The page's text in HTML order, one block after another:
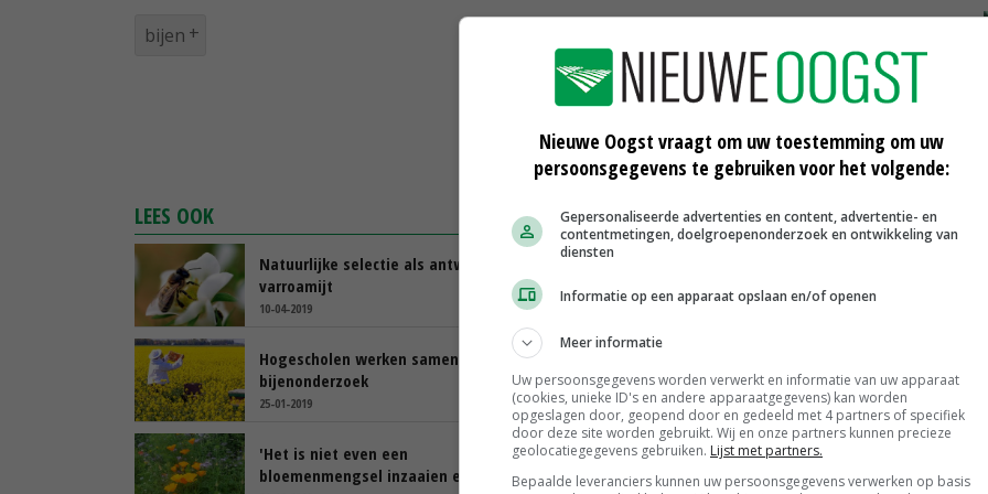
bijen
LEES OOK
Natuurlijke selectie als antwoord op
varroamijt
10-04-2019 03-04-2019
Hogescholen werken samen in
bijenonderzoek
25-01-2019
insecten'
17-01-2019
'Het is niet even een
bloemenmengsel inzaaien en klaar'
Bijenstand verbeterd met Groene
Cirkels Bijenlandschap
Nieuwe Oogst vraagt om uw toestemming om uw
persoonsgegevens te gebruiken voor het volgende:
Gepersonaliseerde advertenties en content, advertentie- en
contentmetingen, doelgroepenonderzoek en ontwikkeling van
diensten
Informatie op een apparaat opslaan en/of openen
Meer informatie
Uw persoonsgegevens worden verwerkt en informatie van uw apparaat
(cookies, unieke ID's en andere apparaatgegevens) kan worden
opgeslagen door, geopend door en gedeeld met 4 partners of specifiek
door deze site worden gebruikt. Wij en onze partners kunnen precieze
geolocatiegegevens gebruiken. Lijst met partners.
Bepaalde leveranciers kunnen uw persoonsgegevens verwerken op basis